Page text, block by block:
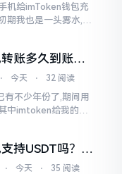
机给imToken钱包充
期我也是一头雾水,搞
账多久到账？
⋅ 今天 ⋅ 32 阅读
有不少年份了,期间用
中imtoken给我的整
持USDT吗？转
⋅ 今天 ⋅ 35 阅读